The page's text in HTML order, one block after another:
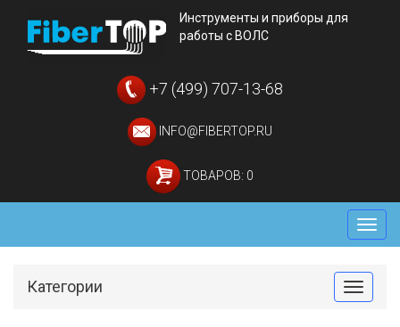
Инструменты и приборы для
работы с ВОЛС
+7 (499) 707-13-68
INFO@FIBERTOP.RU
ТОВАРОВ: 0
Меню
Toggle
Категории